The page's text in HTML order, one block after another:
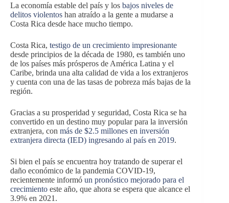
La economía estable del país y los bajos niveles de
delitos violentos han atraído a la gente a mudarse a
Costa Rica desde hace mucho tiempo.
Costa Rica, testigo de un crecimiento impresionante
desde principios de la década de 1980, es también uno
de los países más prósperos de América Latina y el
Caribe, brinda una alta calidad de vida a los extranjeros
y cuenta con una de las tasas de pobreza más bajas de la
región.
Gracias a su prosperidad y seguridad, Costa Rica se ha
convertido en un destino muy popular para la inversión
extranjera, con más de $2.5 millones en inversión
extranjera directa (IED) ingresando al país en 2019.
Si bien el país se encuentra hoy tratando de superar el
daño económico de la pandemia COVID-19,
recientemente informó un pronóstico mejorado para el
crecimiento este año, que ahora se espera que alcance el
3.9% en 2021.